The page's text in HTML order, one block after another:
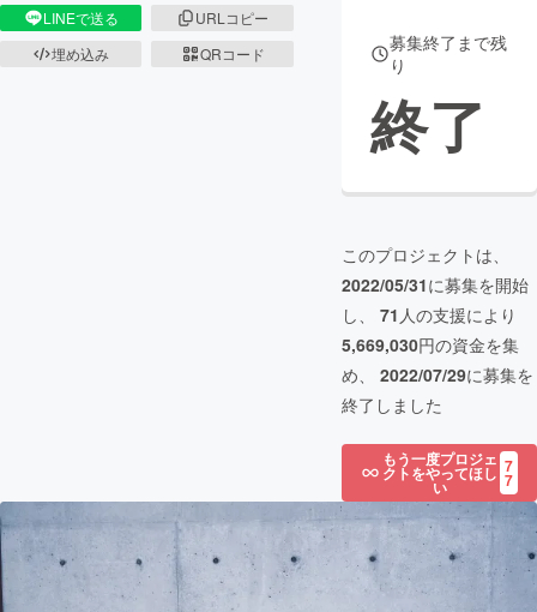
LINEで送る
URLコピー
埋め込み
QRコード
募集終了まで残
り
終了
このプロジェクトは、
2022/05/31に募集を開始
し、 71 人の支援により
5,669,030円の資金を集
め、 2022/07/29に募集を
終了しました
もう一度プロジェ
クトをやってほし
い
7
7